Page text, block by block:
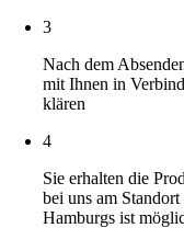
3
Nach dem
mit Ihnen in
klären
4
Sie erhalten die
bei uns am
Hamburgs ist